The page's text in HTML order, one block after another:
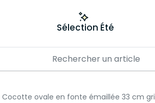
Sélection Été
Cocotte ovale en fonte émaillée 33 cm